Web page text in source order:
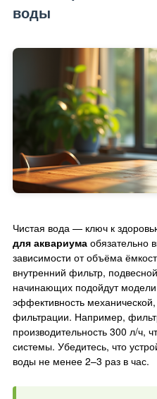
воды
Чистая вода — ключ к
для аквариума обязательно
зависимости от объёма
внутренний фильтр,
начинающих подойдут
эффективность
фильтрации. Например,
производительность 300 л/ч,
системы. Убедитесь, что
воды не менее 2–3 раз в час.